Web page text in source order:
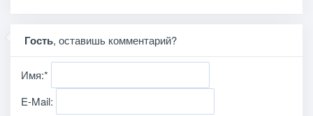
Гость, оставишь комментарий?
Имя:*
E-Mail: